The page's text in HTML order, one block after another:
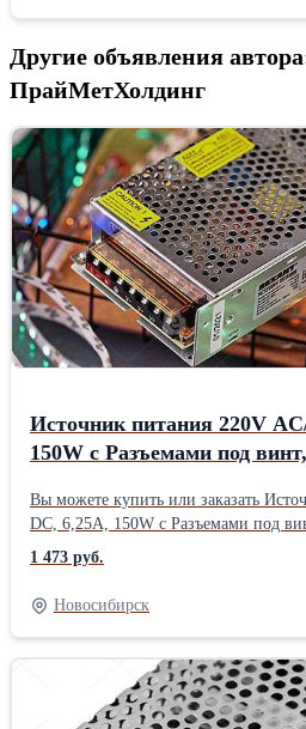
Другие объявления
ПрайМетХолдинг
Источник питания 220V
150W с Разъемами под
Вы можете купить или заказать
DC, 6,25A, 150W с Разъемами под
Rexant у продавца ЭМК
1 473 руб.
Новосибирск